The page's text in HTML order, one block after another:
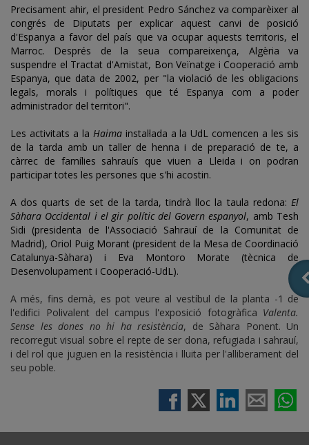
Precisament ahir, el president Pedro Sánchez va comparèixer al
congrés de Diputats per explicar aquest canvi de posició
d'Espanya a favor del país que va ocupar aquests territoris, el
Marroc. Després de la seua compareixença, Algèria va
suspendre el Tractat d'Amistat, Bon Veïnatge i Cooperació amb
Espanya, que data de 2002, per "la violació de les obligacions
legals, morals i polítiques que té Espanya com a poder
administrador del territori".
Les activitats a la Haima instal·lada a la UdL comencen a les sis
de la tarda amb un taller de henna i de preparació de te, a
càrrec de famílies sahrauís que viuen a Lleida i on podran
participar totes les persones que s'hi acostin.
A dos quarts de set de la tarda, tindrà lloc la taula redona: El
Sàhara Occidental i el gir polític del Govern espanyol, amb Tesh
Sidi (presidenta de l'Associació Sahrauí de la Comunitat de
Madrid), Oriol Puig Morant (president de la Mesa de Coordinació
Catalunya-Sàhara) i
Eva Montoro Morate (tècnica de
Desenvolupament i Cooperació-UdL).
A més, fins demà, es pot veure al vestíbul de la planta -1 de
l'edifici Polivalent del campus l'exposició fotogràfica Valenta.
Sense les dones no hi ha resistència, de Sàhara Ponent. Un
recorregut visual sobre el repte de ser dona, refugiada i sahrauí,
i del rol que juguen en la resistència i lluita per l'alliberament del
seu poble.